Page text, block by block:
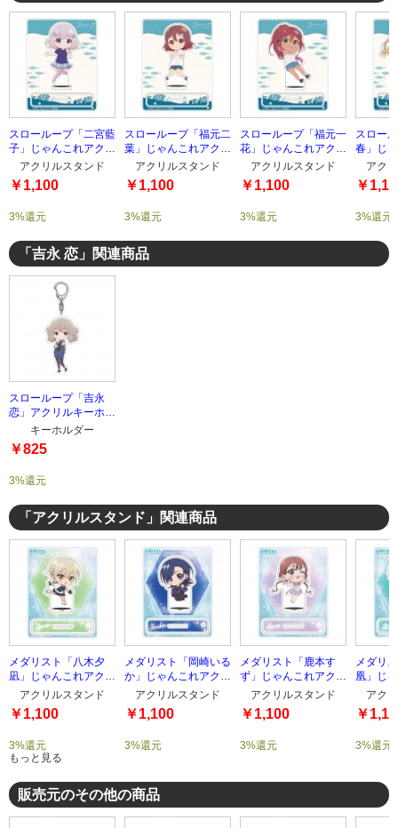
スローループ「二宮藍
子」じゃんこれアクリ
ルスタンド
アクリルスタンド
￥1,100
3%還元
スローループ「福元二
葉」じゃんこれアクリ
ルスタンド
アクリルスタンド
￥1,100
3%還元
スローループ「福元一
花」じゃんこれアクリ
ルスタンド
アクリルスタンド
￥1,100
3%還元
スロー
春」じ
ルスタ
アク
￥
3%還元
「吉永 恋」関連商品
スローループ「吉永
恋」アクリルキーホル
キーホルダー
￥825
3%還元
「アクリルスタンド」関連商品
メダリスト「八木夕
凪」じゃんこれアクリ
ルスタンド
アクリルスタンド
￥1,100
3%還元
メダリスト「岡崎いる
か」じゃんこれアクリ
ルスタンド
アクリルスタンド
￥1,100
3%還元
メダリスト「鹿本す
ず」じゃんこれアクリ
ルスタンド
アクリルスタンド
￥1,100
3%還元
メダリ
凰」じ
ルスタ
アク
￥
3%還元
もっと見る
販売元のその他の商品